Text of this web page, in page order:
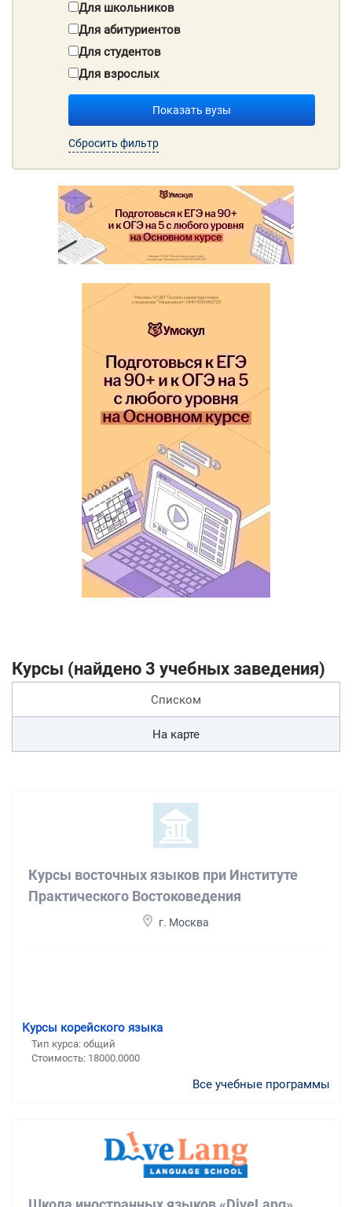
Для школьников
Для абитуриентов
Для студентов
Для взрослых
Показать вузы
Сбросить фильтр
Курсы (найдено 3 учебных заведения)
Списком
На карте
Курсы восточных языков при Институте
Практического Востоковедения
г. Москва
Курсы корейского языка
Тип курса: общий
Стоимость: 18000.0000
Все учебные программы